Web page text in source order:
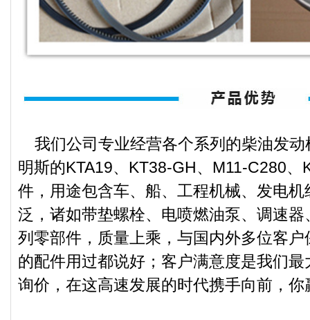
我们公司专业经营各个系列的柴油发动
明斯的KTA19、KT38-GH、M11-C280
件，用途包含车、船、工程机械、发电
泛，诸如带垫螺栓、电喷燃油泵、调速
列零部件，质量上乘，与国内外多位客
的配件用过都说好；客户满意度是我们
询价，在这高速发展的时代携手向前，